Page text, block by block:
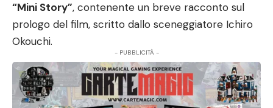
“Mini Story”, contenente un breve racconto sul
prologo del film, scritto dallo sceneggiatore Ichiro
Okouchi.
- PUBBLICITÀ -